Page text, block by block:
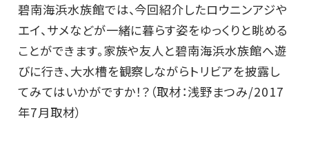
碧南海浜水族館では、今回紹介したロウニンアジや
エイ、サメなどが一緒に暮らす姿をゆっくりと眺める
ことができます。家族や友人と碧南海浜水族館へ遊
びに行き、大水槽を観察しながらトリビアを披露し
てみてはいかがですか！？（取材：浅野まつみ/2017
年7月取材）